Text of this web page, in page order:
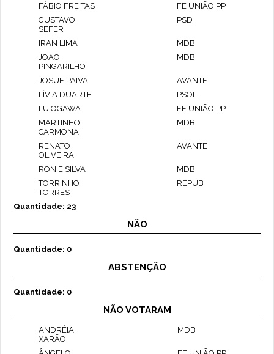
FÁBIO FREITAS
FE UNIÃO PP
GUSTAVO
SEFER
PSD
IRAN LIMA
MDB
JOÃO
PINGARILHO
MDB
JOSUÉ PAIVA
AVANTE
LÍVIA DUARTE
PSOL
LU OGAWA
FE UNIÃO PP
MARTINHO
CARMONA
MDB
RENATO
OLIVEIRA
AVANTE
RONIE SILVA
MDB
TORRINHO
TORRES
REPUB
Quantidade: 23
NÃO
Quantidade: 0
ABSTENÇÃO
Quantidade: 0
NÃO VOTARAM
ANDRÉIA
XARÃO
MDB